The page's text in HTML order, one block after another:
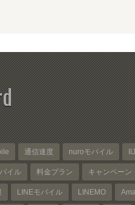
通信速度 nuroモバイル
イル 料金プラン キャンペーン
LINEモバイル LINEMO